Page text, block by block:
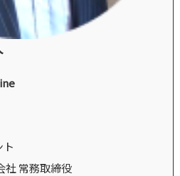
常務取締役